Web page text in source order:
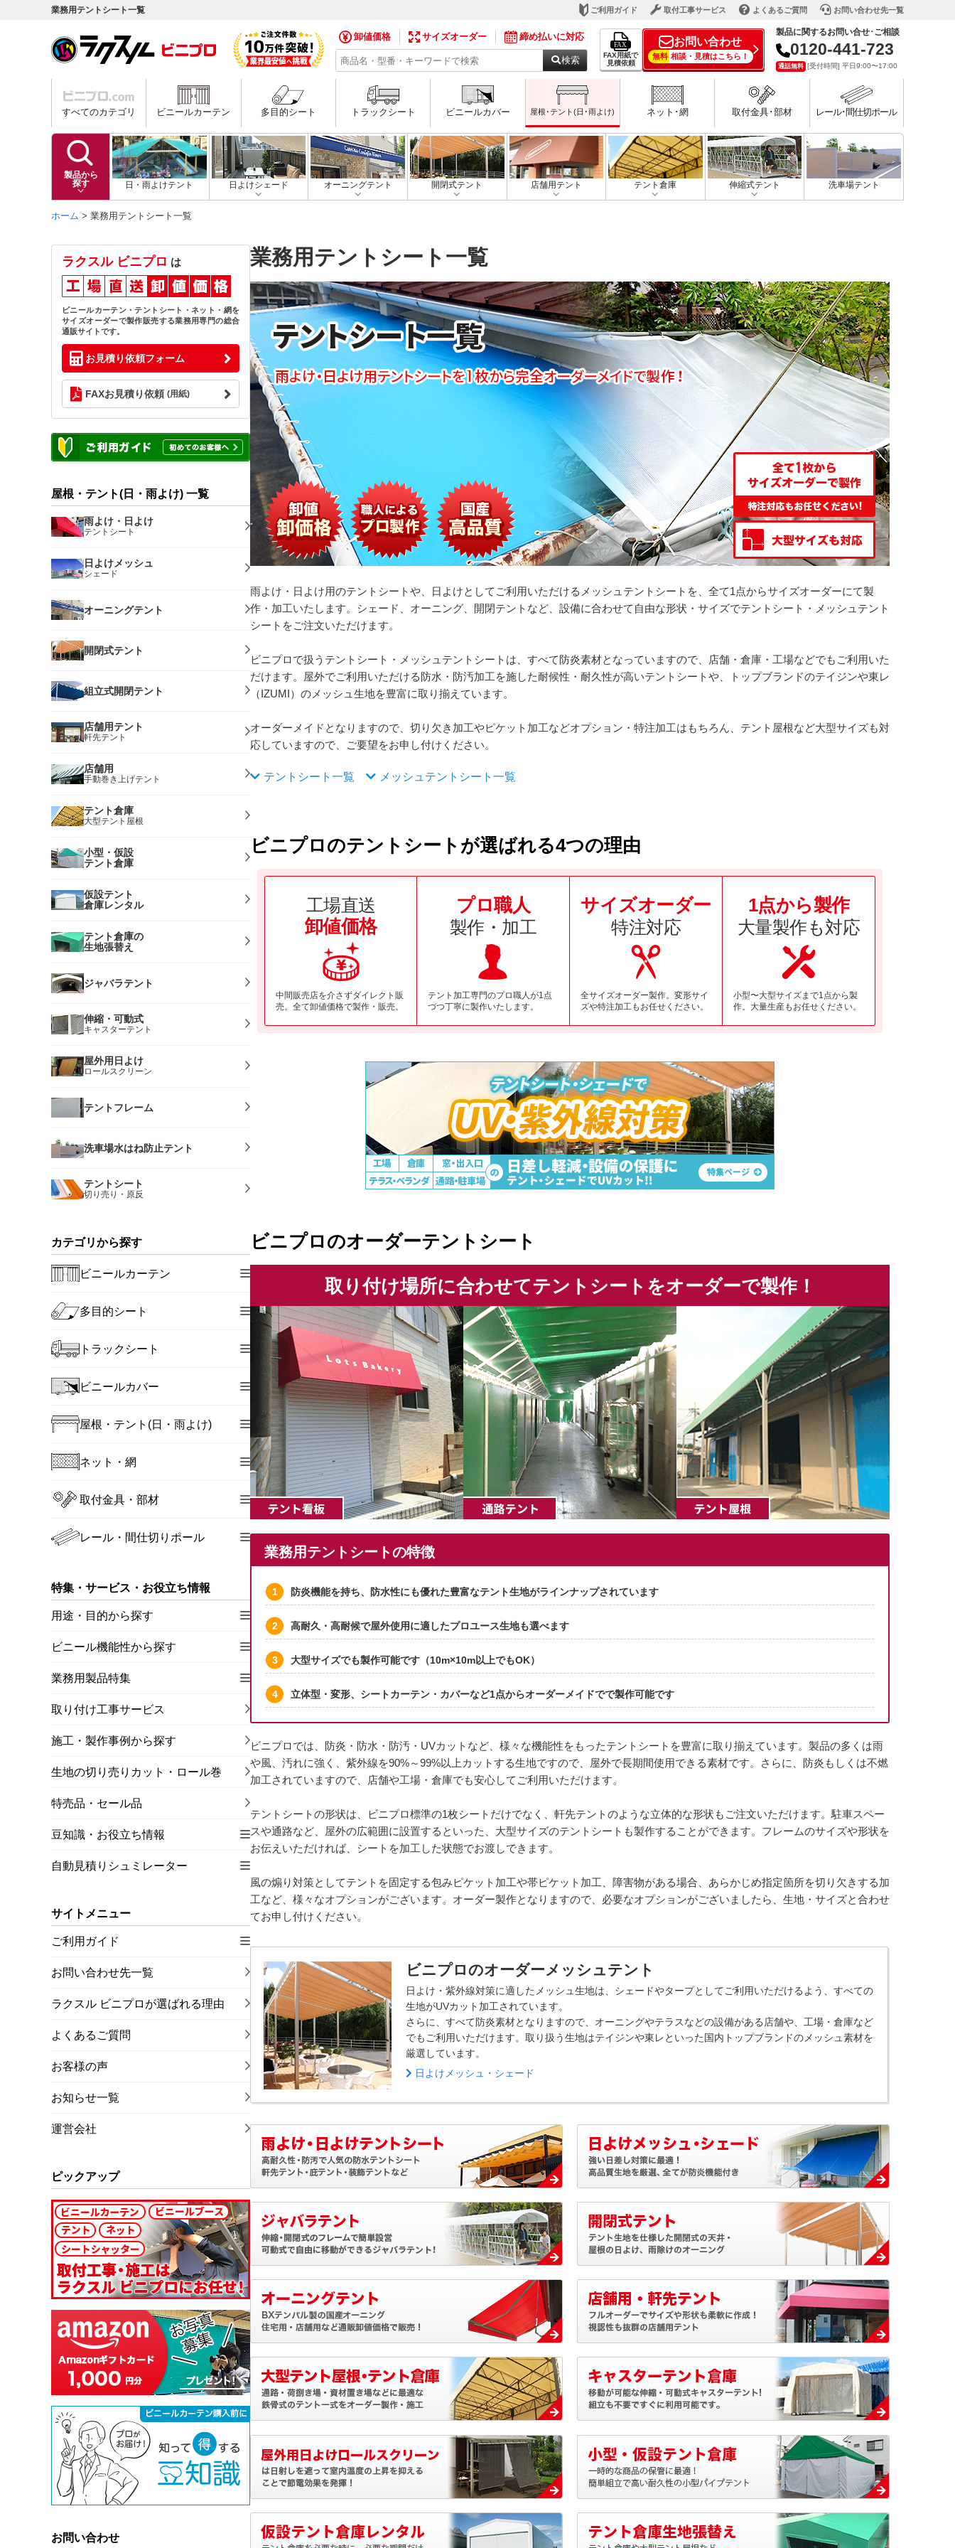
業務用テントシート一覧 ご利用ガイド 取付工事サービス よくあるご質問 お問い合わせ先一覧
卸値価格 サイズオーダー 締め払いに対応
検索
FAX用紙で
見積依頼
お問い合わせ
無料 相談・見積はこちら！
製品に関するお問い合せ･ご相談
0120-441-723
通話無料 [受付時間] 平日9:00〜17:00
すべてのカテゴリ ビニールカーテン 多目的シート トラックシート ビニールカバー 屋根･テント(日･雨よけ) ネット･網 取付金具･部材 レール･間仕切ポール
製品から
探す
日・雨よけテント 日よけシェード オーニングテント 開閉式テント 店舗用テント テント倉庫 伸縮式テント 洗車場テント
ホーム > 業務用テントシート一覧
業務用テントシート一覧
雨よけ・日よけ用のテントシートや、日よけとしてご利用いただけるメッシュテントシートを、全て1点からサイズオーダーにて製
作・加工いたします。シェード、オーニング、開閉テントなど、設備に合わせて自由な形状・サイズでテントシート・メッシュテント
シートをご注文いただけます。
ビニプロで扱うテントシート・メッシュテントシートは、すべて防炎素材となっていますので、店舗・倉庫・工場などでもご利用いた
だけます。屋外でご利用いただける防水・防汚加工を施した耐候性・耐久性が高いテントシートや、トップブランドのテイジンや東レ
（IZUMI）のメッシュ生地を豊富に取り揃えています。
オーダーメイドとなりますので、切り欠き加工やピケット加工などオプション・特注加工はもちろん、テント屋根など大型サイズも対
応していますので、ご要望をお申し付けください。
テントシート一覧 メッシュテントシート一覧
ビニプロのテントシートが選ばれる4つの理由
工場直送
卸値価格
中間販売店を介さずダイレクト販
売。全て卸値価格で製作・販売。
プロ職人
製作・加工
テント加工専門のプロ職人が1点
づつ丁寧に製作いたします。
サイズオーダー
特注対応
全サイズオーダー製作。変形サイ
ズや特注加工もお任せください。
1点から製作
大量製作も対応
小型〜大型サイズまで1点から製
作。大量生産もお任せください。
ビニプロのオーダーテントシート
取り付け場所に合わせてテントシートをオーダーで製作！
業務用テントシートの特徴
防炎機能を持ち、防水性にも優れた豊富なテント生地がラインナップされています
高耐久・高耐候で屋外使用に適したプロユース生地も選べます
大型サイズでも製作可能です（10m×10m以上でもOK）
立体型・変形、シートカーテン・カバーなど1点からオーダーメイドでで製作可能です
ビニプロでは、防炎・防水・防汚・UVカットなど、様々な機能性をもったテントシートを豊富に取り揃えています。製品の多くは雨
や風、汚れに強く、紫外線を90%～99%以上カットする生地ですので、屋外で長期間使用できる素材です。さらに、防炎もしくは不燃
加工されていますので、店舗や工場・倉庫でも安心してご利用いただけます。
テントシートの形状は、ビニプロ標準の1枚シートだけでなく、軒先テントのような立体的な形状もご注文いただけます。駐車スペー
スや通路など、屋外の広範囲に設置するといった、大型サイズのテントシートも製作することができます。フレームのサイズや形状を
お伝えいただければ、シートを加工した状態でお渡しできます。
風の煽り対策としてテントを固定する包みピケット加工や帯ピケット加工、障害物がある場合、あらかじめ指定箇所を切り欠きする加
工など、様々なオプションがございます。オーダー製作となりますので、必要なオプションがございましたら、生地・サイズと合わせ
てお申し付けください。
ビニプロのオーダーメッシュテント
日よけ・紫外線対策に適したメッシュ生地は、シェードやタープとしてご利用いただけるよう、すべての
生地がUVカット加工されています。
さらに、すべて防炎素材となりますので、オーニングやテラスなどの設備がある店舗や、工場・倉庫など
でもご利用いただけます。取り扱う生地はテイジンや東レといった国内トップブランドのメッシュ素材を
厳選しています。
日よけメッシュ・シェード
ラクスル ビニプロ は
ビニールカーテン・テントシート・ネット・網を
サイズオーダーで製作販売する業務用専門の総合
通販サイトです。
お見積り依頼フォーム
FAXお見積り依頼 (用紙)
屋根・テント(日・雨よけ) 一覧
雨よけ・日よけ
テントシート
日よけメッシュ
シェード
オーニングテント
開閉式テント
組立式開閉テント
店舗用テント
軒先テント
店舗用
手動巻き上げテント
テント倉庫
大型テント屋根
小型・仮設
テント倉庫
仮設テント
倉庫レンタル
テント倉庫の
生地張替え
ジャバラテント
伸縮・可動式
キャスターテント
屋外用日よけ
ロールスクリーン
テントフレーム
洗車場水はね防止テント
テントシート
切り売り・原反
カテゴリから探す
ビニールカーテン
多目的シート
トラックシート
ビニールカバー
屋根・テント(日・雨よけ)
ネット・網
取付金具・部材
レール・間仕切りポール
特集・サービス・お役立ち情報
用途・目的から探す
ビニール機能性から探す
業務用製品特集
取り付け工事サービス
施工・製作事例から探す
生地の切り売りカット・ロール巻
特売品・セール品
豆知識・お役立ち情報
自動見積りシュミレーター
サイトメニュー
ご利用ガイド
お問い合わせ先一覧
ラクスル ビニプロが選ばれる理由
よくあるご質問
お客様の声
お知らせ一覧
運営会社
ピックアップ
お問い合わせ